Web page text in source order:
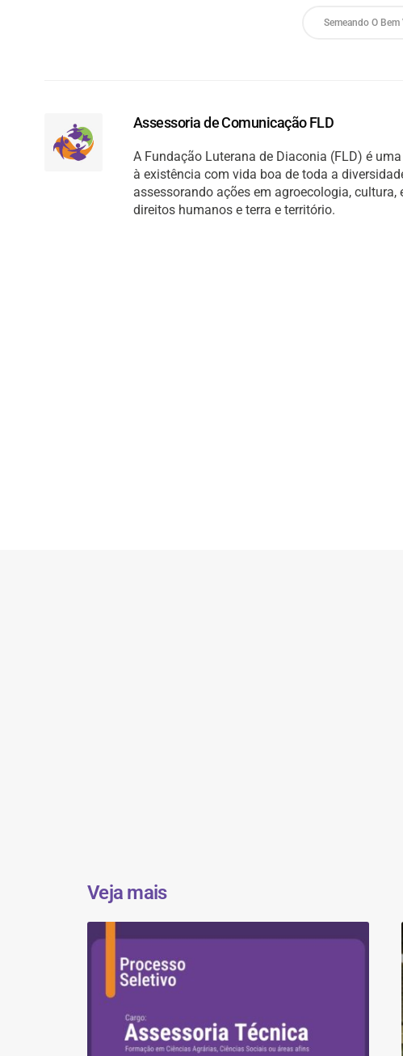
Semeando O Bem
Assessoria de Comunicação FLD
A Fundação Luterana de Diaconia (FLD) é
à existência com vida boa de toda a
assessorando ações em agroecologia,
direitos humanos e terra e território.
Veja mais